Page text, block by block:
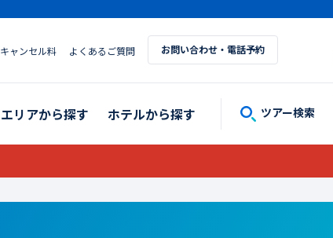
キャンセル料 よくあるご質問 お問い合わせ・電話予約
エリアから探す ホテルから探す ツアー検索